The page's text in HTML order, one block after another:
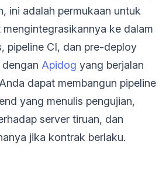
ini adalah permukaan untuk
ke dalam
pipeline CI, dan pre-deploy
Apidog yang berjalan
dapat membangun pipeline
yang menulis pengujian,
server tiruan, dan
jika kontrak berlaku.